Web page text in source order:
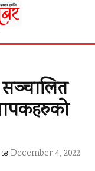
December 4, 2022